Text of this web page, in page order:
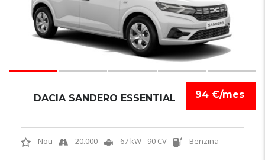
94 €/mes
DACIA SANDERO ESSENTIAL
Nou 20.000 67 kW - 90 CV Benzina